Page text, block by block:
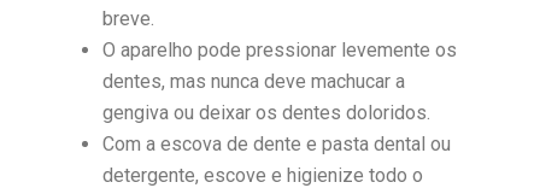
breve.
O aparelho pode pressionar levemente os
dentes, mas nunca deve machucar a
gengiva ou deixar os dentes doloridos.
Com a escova de dente e pasta dental ou
detergente, escove e higienize todo o